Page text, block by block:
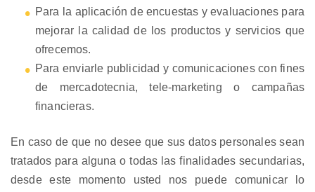
Para la aplicación de encuestas y evaluaciones para
mejorar la calidad de los productos y servicios que
ofrecemos.
Para enviarle publicidad y comunicaciones con fines
de mercadotecnia, tele-marketing o campañas
financieras.
En caso de que no desee que sus datos personales sean
tratados para alguna o todas las finalidades secundarias,
desde este momento usted nos puede comunicar lo